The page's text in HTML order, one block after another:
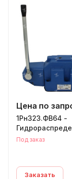
Цена по
1Рн323.ФВ64 -
Под заказ
Заказать